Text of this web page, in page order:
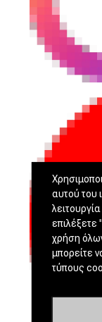
αυτού του
επιλέξετε
χρήση
μπορείτε
τύπους